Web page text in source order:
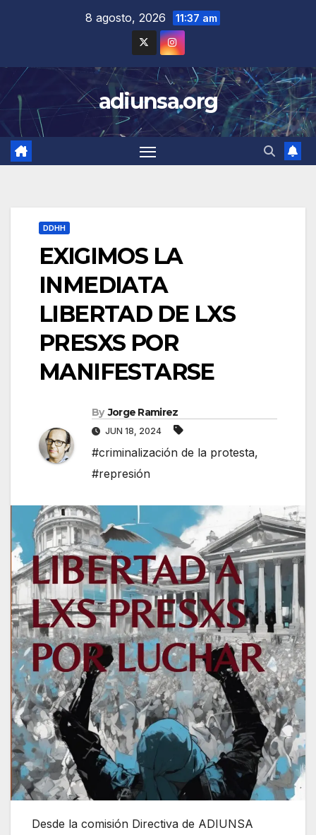
8 agosto, 2026 11:37 am
adiunsa.org
DDHH
EXIGIMOS LA
INMEDIATA
LIBERTAD DE LXS
PRESXS POR
MANIFESTARSE
By Jorge Ramirez
JUN 18, 2024
#criminalización de la protesta,
#represión
Desde la comisión Directiva de ADIUNSA